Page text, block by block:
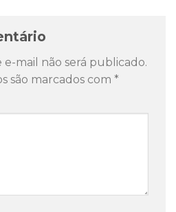
mail não será publicado.
são marcados com *